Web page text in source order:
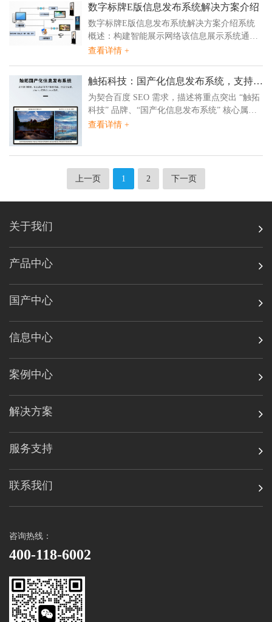
数字标牌E版信息发布系统解决方案介绍
数字标牌E版信息发布系统解决方案介绍系统
概述：构建智能展示网络该信息展示系统通过
网络搭建起了一个强大的信息传播网络，实现
度...
查看详情 +
触拓科技：国产化信息发布系统，支持麒
麟、统信、安卓，WINDOWS
为契合百度 SEO 需求，描述将重点突出 “触拓
科技” 品牌、“国产化信息发布系统” 核心属
性，以及 “麒麟、统信、安卓、Windows” 多系
能清晰传递产品价值： 触拓科技国产化信息发
布系统......
查看详情 +
上一页 1 2 下一页
关于我们
产品中心
国产中心
信息中心
案例中心
解决方案
服务支持
联系我们
咨询热线：
400-118-6002